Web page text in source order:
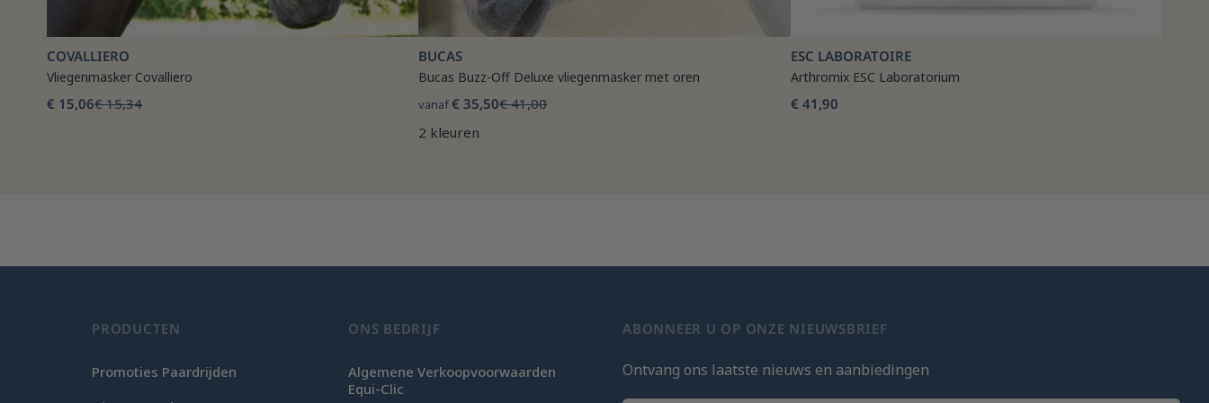
COVALLIERO
Vliegenmasker Covalliero
€ 15,06€ 15,34
BUCAS
Bucas Buzz-Off Deluxe vliegenmasker met oren
vanaf€ 35,50€ 41,00
2 kleuren
ESC LABORATOIRE
Arthromix ESC Laboratorium
€ 41,90
PRODUCTEN
Promoties Paardrijden
ONS BEDRIJF
Algemene Verkoopvoorwaarden
Equi-Clic
ABONNEER U OP ONZE NIEUWSBRIEF
Ontvang ons laatste nieuws en aanbiedingen